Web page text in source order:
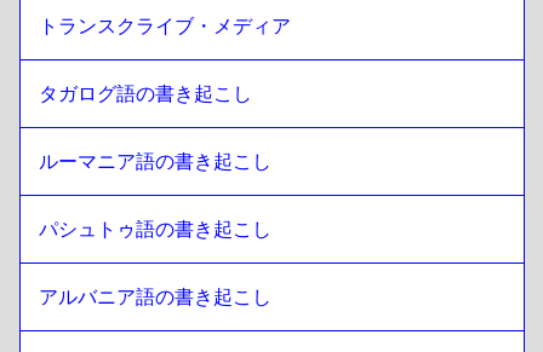
トランスクライブ・メディア
タガログ語の書き起こし
ルーマニア語の書き起こし
パシュトゥ語の書き起こし
アルバニア語の書き起こし